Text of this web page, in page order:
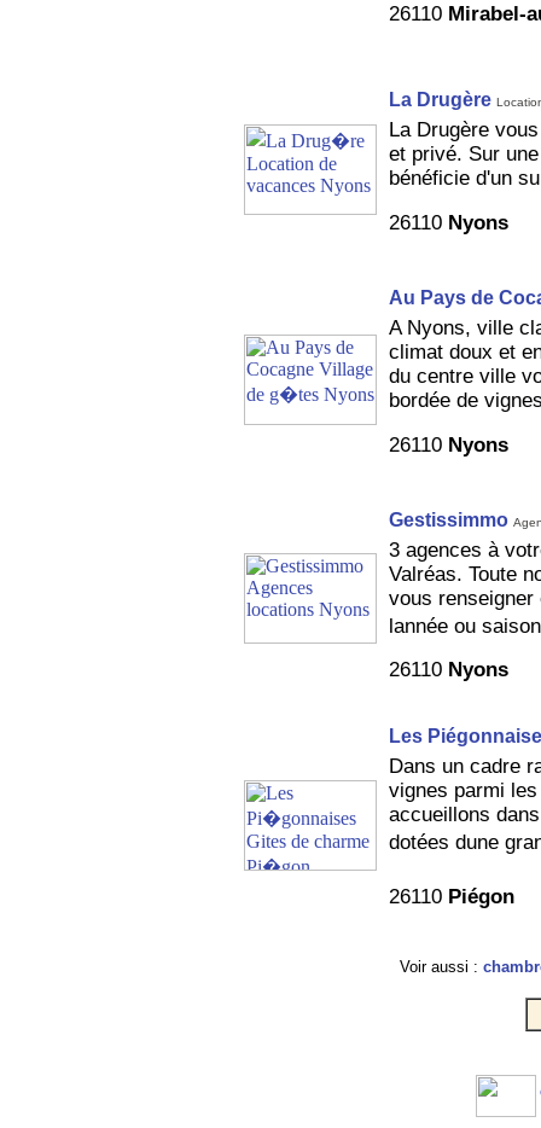
26110 Mirabel-
La Drugère
La Drugère
et privé. Sur
bénéficie d'un
26110 Nyons
Au Pays de
A Nyons, ville
climat doux et
du centre ville
bordée de
26110 Nyons
Gestissimmo
3 agences à
Valréas. Toute
vous
lannée ou
26110 Nyons
Les
Dans un cadre
vignes parmi
accueillons
dotées dune
26110 Piégon
Voir aussi :